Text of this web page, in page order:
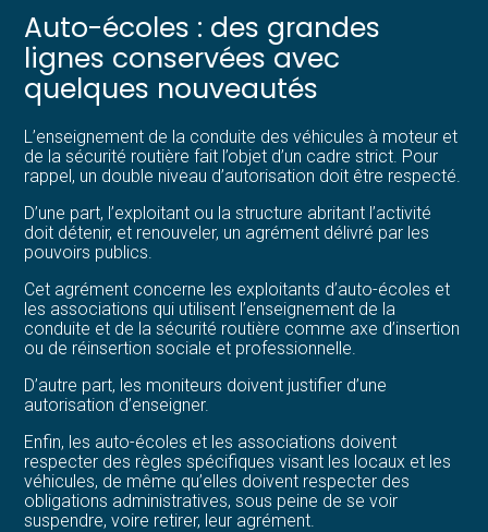
Être prêt pour la facturation
électronique
Auto-écoles : des grandes
lignes conservées avec
quelques nouveautés
L’enseignement de la conduite des véhicules à moteur et
de la sécurité routière fait l’objet d’un cadre strict. Pour
rappel, un double niveau d’autorisation doit être respecté.
D’une part, l’exploitant ou la structure abritant l’activité
doit détenir, et renouveler, un agrément délivré par les
pouvoirs publics.
Cet agrément concerne les exploitants d’auto-écoles et
les associations qui utilisent l’enseignement de la
conduite et de la sécurité routière comme axe d’insertion
ou de réinsertion sociale et professionnelle.
D’autre part, les moniteurs doivent justifier d’une
autorisation d’enseigner.
Enfin, les auto-écoles et les associations doivent
respecter des règles spécifiques visant les locaux et les
véhicules, de même qu’elles doivent respecter des
obligations administratives, sous peine de se voir
suspendre, voire retirer, leur agrément.